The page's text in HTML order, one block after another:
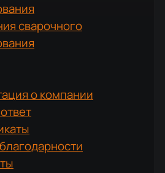
сварочного
о компании